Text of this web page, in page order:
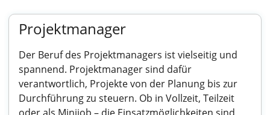
Projektmanager
Der Beruf des Projektmanagers ist vielseitig und
spannend. Projektmanager sind dafür
verantwortlich, Projekte von der Planung bis zur
Durchführung zu steuern. Ob in Vollzeit, Teilzeit